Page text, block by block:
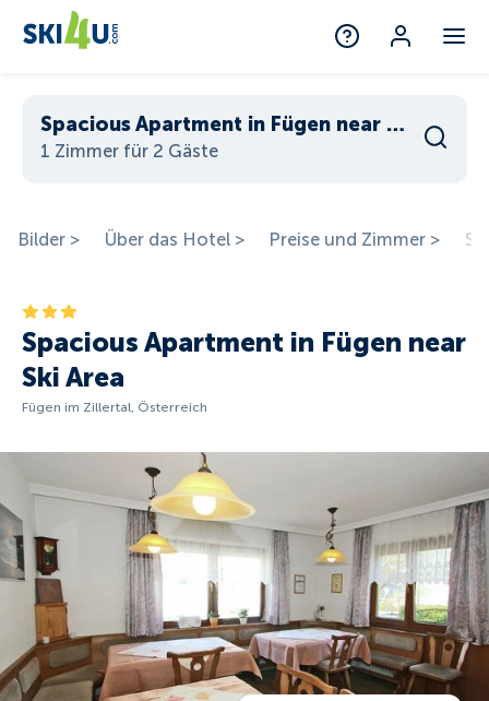
Spacious Apartment in Fügen near Ski Area
1 Zimmer für 2 Gäste
Bilder > Über das Hotel > Preise und Zimmer >
Spacious Apartment in Fügen near
Ski Area
Fügen im Zillertal, Österreich